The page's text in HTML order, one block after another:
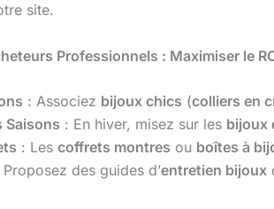
site.
Professionnels : Maximiser le
: Associez bijoux chics (colliers en
Saisons : En hiver, misez sur les bijoux
: Les coffrets montres ou boîtes à
Proposez des guides d’entretien bijoux